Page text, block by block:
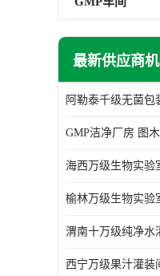
最新供应商机